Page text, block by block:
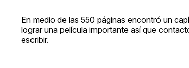
En medio de las 550 páginas encontró un
lograr una película importante así que
escribir.